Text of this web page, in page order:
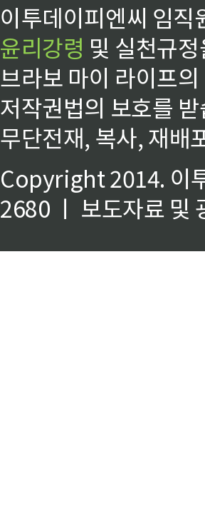
이투데이피엔씨 임
윤리강령 및 실천규
브라보 마이 라이프
저작권법의 보호를
무단전재, 복사, 재배
Copyright 2014. 이
2680 ㅣ 보도자료